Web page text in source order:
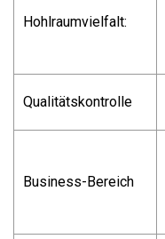
Hohlraumvielfalt:
Qualitätskontrolle
Business-Bereich